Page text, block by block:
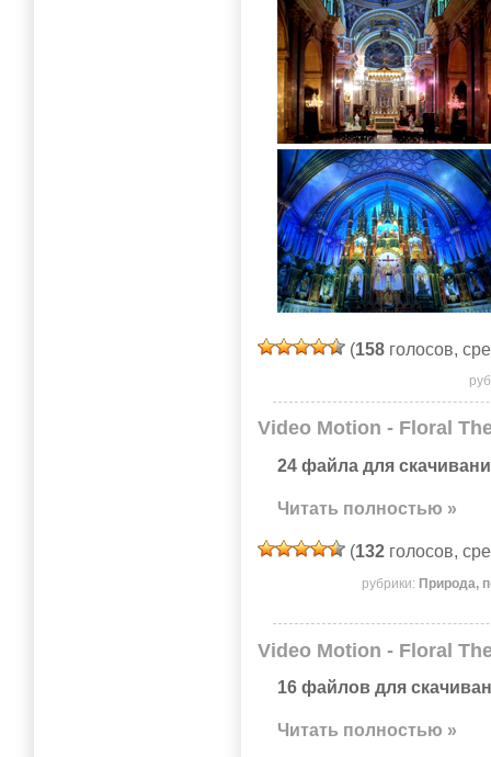
(158 голосов,
Video Motion - Floral
24 файла для
Читать полностью »
(132 голосов,
рубрики: Природа,
Video Motion - Floral
16 файлов для
Читать полностью »